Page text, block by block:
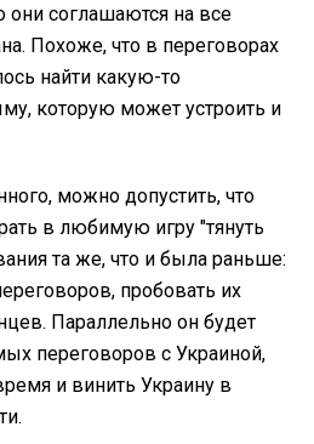
они соглашаются на все
Похоже, что в переговорах
найти какую-то
которую может устроить и
можно допустить, что
в любимую игру "тянуть
та же, что и была раньше:
пробовать их
Параллельно он будет
переговоров с Украиной,
и винить Украину в